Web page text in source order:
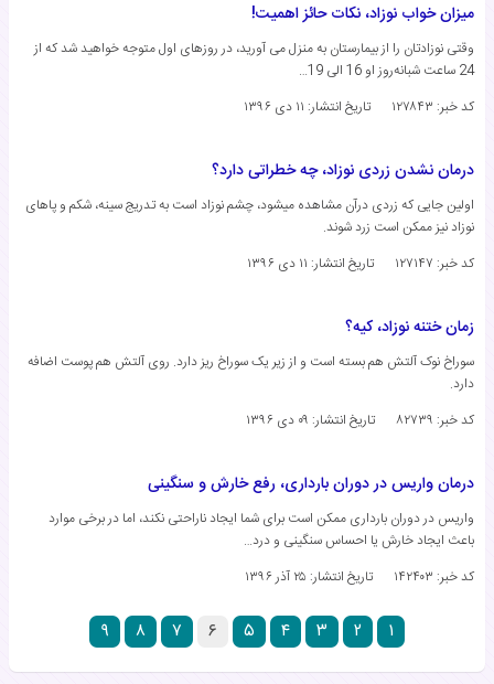
میزان خواب نوزاد، نکات حائز اهمیت!
وقتی نوزادتان را از بیمارستان به منزل می آورید، در روزهای اول متوجه خواهید شد که از
24 ساعت شبانه‌روز او 16 الی 19…
کد خبر: ۱۲۷۸۴۳
تاریخ انتشار: ۱۱ دی ۱۳۹۶
درمان نشدن زردی نوزاد، چه خطراتی دارد؟
اولین جایی که زردی درآن مشاهده میشود، چشم نوزاد است به تدریج سینه، شکم و پاهای
نوزاد نیز ممکن است زرد شوند.
کد خبر: ۱۲۷۱۴۷
تاریخ انتشار: ۱۱ دی ۱۳۹۶
زمان ختنه نوزاد، کیه؟
سوراخ نوک آلتش هم بسته است و از زیر یک سوراخ ریز دارد. روی آلتش هم پوست اضافه
دارد.
کد خبر: ۸۲۷۳۹
تاریخ انتشار: ۰۹ دی ۱۳۹۶
درمان واریس در دوران بارداری، رفع خارش و سنگینی
واریس در دوران بارداری ممکن است برای شما ایجاد ناراحتی نکند، اما در برخی موارد
باعث ایجاد خارش یا احساس سنگینی و درد…
کد خبر: ۱۴۲۴۰۳
تاریخ انتشار: ۲۵ آذر ۱۳۹۶
۱ ۲ ۳ ۴ ۵ ۶ ۷ ۸ ۹